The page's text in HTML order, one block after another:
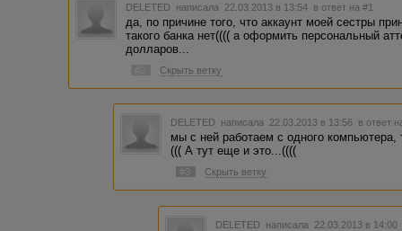
DELETED написала 22.03.2013 в 13:54 в ответ на #1
да, по причине того, что аккаунт моей сестры
такого банка нет(((( а оформить персональный
долларов...
Скрыть ветку
DELETED написала 22.03.2013 в 13:56 в ответ
мы с ней работаем с одного компьютера,
((( А тут еще и это...((((
#3 Скрыть ветку
DELETED написала 22.03.2013 в